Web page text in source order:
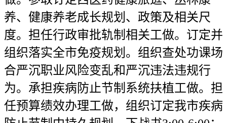
养、健康养老成长规划、政策及相关尺
度。担任行政审批轨制相关工做。订定并
组织落实全市免疫规划。组织查处功课场
合严沉职业风险变乱和严沉违法违规行
为。承担疾病防止节制系统扶植工做。担
任预算绩效办理工做，组织订定我市疾病